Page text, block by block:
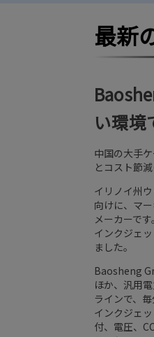
最新
い環境
中国の大手
とコスト節
イリノイ州
向けに、マ
メーカーで
インクジェ
ました。
Baosheng
ほか、汎用
ラインで、
インクジェ
付、電圧、